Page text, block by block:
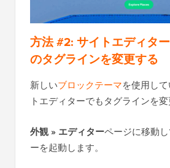
方法 #2: サイトエディタ
のタグラインを変更する
新しいブロックテーマを使用し
トエディターでもタグラインを変
外観 » エディターページに移動
ーを起動します。